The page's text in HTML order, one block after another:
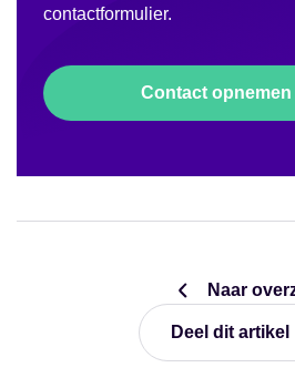
contactformulier.
Contact opnemen
Naar
Deel dit artikel